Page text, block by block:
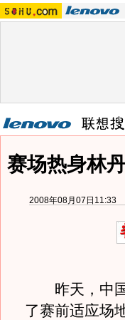
赛场热身林
2008年08月07日11:33
昨天，中国
了赛前适应场